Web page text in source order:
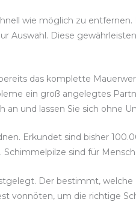
wie möglich zu
Auswahl. Diese
das komplette
ein groß angelegtes
an und lassen Sie sich ohne
Erkundet sind bisher
sind für
Der bestimmt, welche
vonnöten, um die richtige